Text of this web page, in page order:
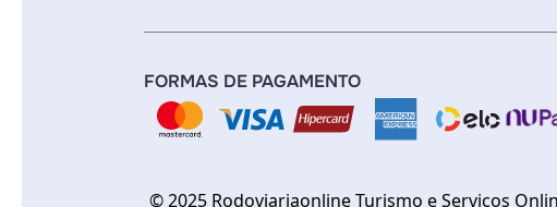
FORMAS DE PAGAMENTO
© 2025 Rodoviariaonline Turismo e Serviços